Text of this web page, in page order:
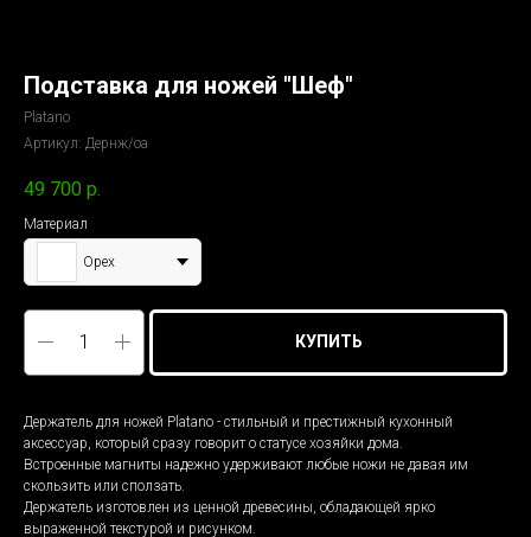
Подставка для ножей "Шеф"
Platano
Артикул: Дернж/оа
49 700 р.
Материал
Орех
КУПИТЬ
Держатель для ножей Platano - стильный и престижный кухонный
аксессуар, который сразу говорит о статусе хозяйки дома.
Встроенные магниты надежно удерживают любые ножи не давая им
скользить или сползать.
Держатель изготовлен из ценной древесины, обладающей ярко
выраженной текстурой и рисунком.